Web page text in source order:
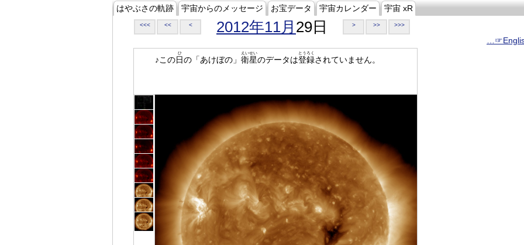
はやぶさの軌跡 宇宙からのメッセージ お宝データ 宇宙カレンダー 宇宙 xR
<<< << < 2012年11月 29日 > >> >>>
♪この日
ひ
の「あけぼの」 衛星
えいせい
のデータは登録
とうろく
されていません。